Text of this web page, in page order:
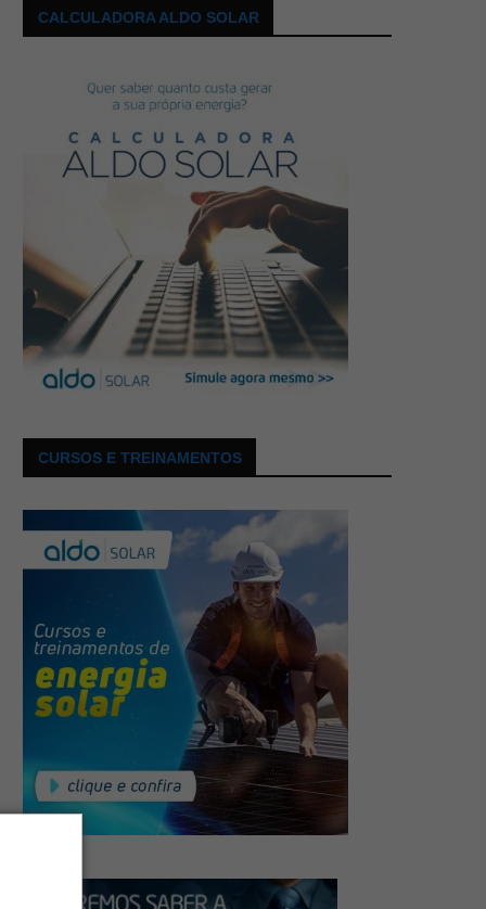
CALCULADORA ALDO SOLAR
CURSOS E TREINAMENTOS